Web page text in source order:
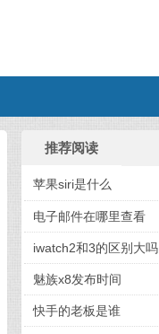
推荐阅读
苹果siri是什么
电子邮件在哪里查看
iwatch2和3的区别大吗
魅族x8发布时间
快手的老板是谁